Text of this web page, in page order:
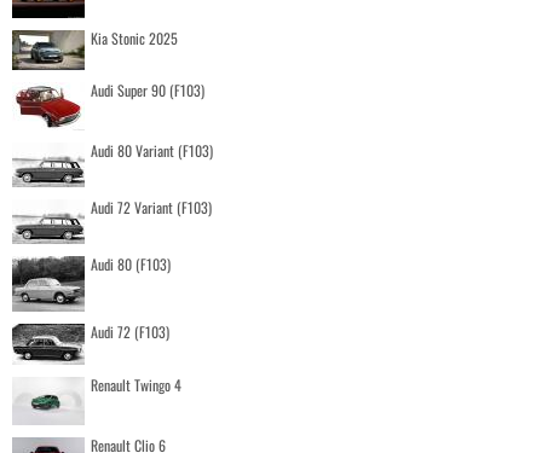
Kia Stonic 2025
Audi Super 90 (F103)
Audi 80 Variant (F103)
Audi 72 Variant (F103)
Audi 80 (F103)
Audi 72 (F103)
Renault Twingo 4
Renault Clio 6